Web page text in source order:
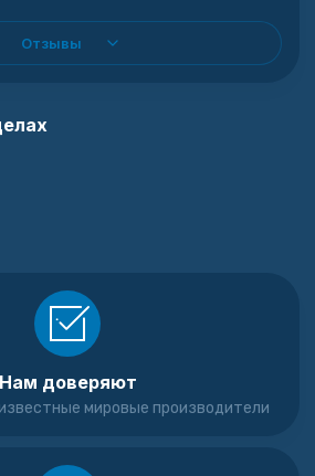
Отзывы
Нам доверяют
мировые производители